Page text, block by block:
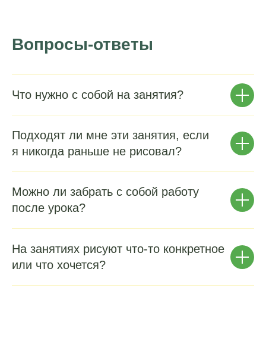
Вопросы-ответы
Что нужно с собой на занятия?
Подходят ли мне эти занятия, если
я никогда раньше не рисовал?
Можно ли забрать с собой работу
после урока?
На занятиях рисуют что-то конкретное
или что хочется?